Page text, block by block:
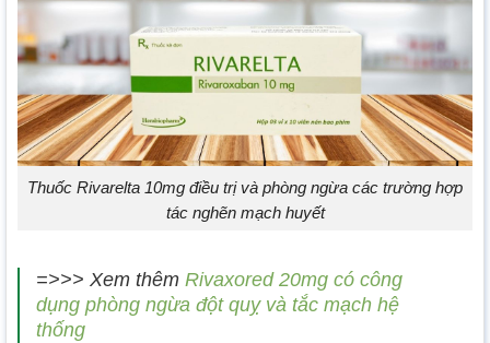
Thuốc Rivarelta 10mg điều trị và phòng ngừa các trường hợp
tác nghẽn mạch huyết
=>>> Xem thêm Rivaxored 20mg có công
dụng phòng ngừa đột quỵ và tắc mạch hệ
thống